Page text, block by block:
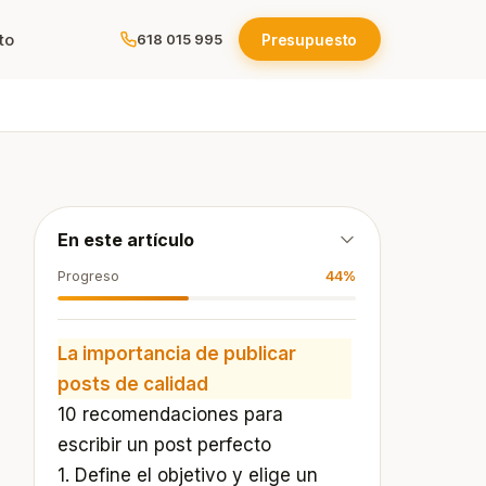
618 015 995 Presupuesto
En este artículo
Progreso 44%
La importancia de publicar
posts de calidad
10 recomendaciones para
escribir un post perfecto
1. Define el objetivo y elige un